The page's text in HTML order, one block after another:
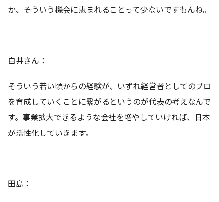
か、そういう機会に恵まれることって少ないですもんね。
白井さん：
そういう若い頃からの経験が、いずれ経営者としてのプロ
を育成していくことに繋がるというのが代表の考えなんで
す。事業拡大できるような会社を増やしていければ、日本
が活性化していきます。
田島：